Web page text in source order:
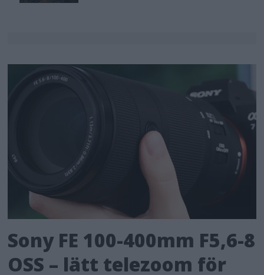
Sony FE 100-400mm F5,6-8
OSS – lätt telezoom för